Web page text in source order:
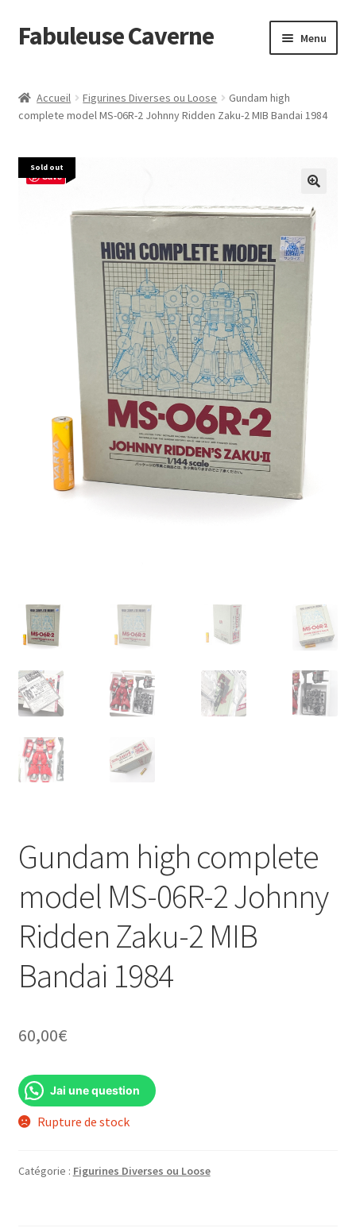
Aller
à
navigation
Aller
au
Fabuleuse Caverne Menu
En boutique
Ouvrir
enfant
Superflat Museum Murakami
Accueil Figurines Diverses ou Loose
Gundam high
complete model MS-06R-2 Johnny Ridden Zaku-2 MIB Bandai 1984
Sold out
Save
Gundam high complete
model MS-06R-2 Johnny
Ridden Zaku-2 MIB
Bandai 1984
60,00€
Jai une question
Rupture de stock
Catégorie : Figurines Diverses ou Loose